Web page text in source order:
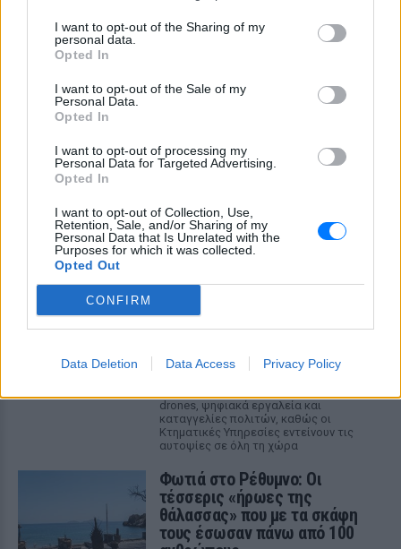
I want to opt-out of the Sharing of my
personal data.
Opted In
I want to opt-out of the Sale of my
Personal Data.
Opted In
I want to opt-out of processing my
Personal Data for Targeted Advertising.
Opted In
I want to opt-out of Collection, Use,
Retention, Sale, and/or Sharing of my
Personal Data that Is Unrelated with the
Purposes for which it was collected.
Opted Out
CONFIRM
Data Deletion Data Access Privacy Policy
ΔΕΙΤΕ ΕΠΙΣΗΣ
ΣΤΗΝ ΙΔΙΑ ΚΑΤΗΓΟΡΙΑ
Πουέρτο Ρίκο: Διανομή νερού
με δελτίο εν μέσω
ΣΉΜΕΡΑ
Πώς διαχειρίζεται το Πουέρτο Ρίκο την
κρίση νερού και πώς επηρεάζεται η
καθημερινή ζωή των κατοίκων
Σαρωτικοί έλεγχοι στις
παραλίες με drones – Ποιες
περιοχές είχαν τις
ΣΉΜΕΡΑ
drones, ψηφιακά εργαλεία και
καταγγελίες πολιτών, καθώς οι
Κτηματικές Υπηρεσίες εντείνουν τις
αυτοψίες σε όλη τη χώρα
Φωτιά στο Ρέθυμνο: Οι
τέσσερις «ήρωες της
θάλασσας» που με τα σκάφη
τους έσωσαν πάνω από 100